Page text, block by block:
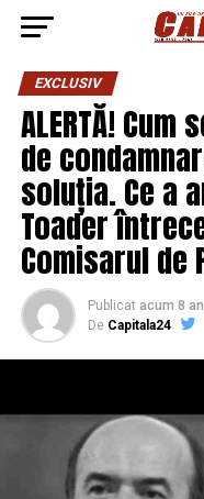
EXCLUSIV
ALERTĂ!
de
soluția. Ce a
Toader
Comisarul de
Publicat acum 8
De Capitala24